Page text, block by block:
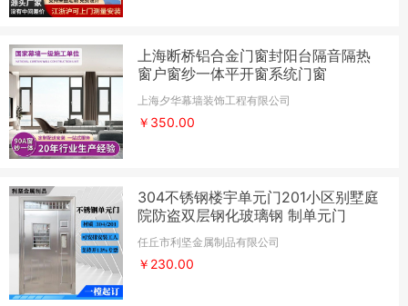
上海断桥铝合金门窗封阳台隔音隔热
窗户窗纱一体平开窗系统门窗
上海夕华幕墙装饰工程有限公司
￥350.00
304不锈钢楼宇单元门201小区别墅庭
院防盗双层钢化玻璃钢 制单元门
任丘市利坚金属制品有限公司
￥230.00